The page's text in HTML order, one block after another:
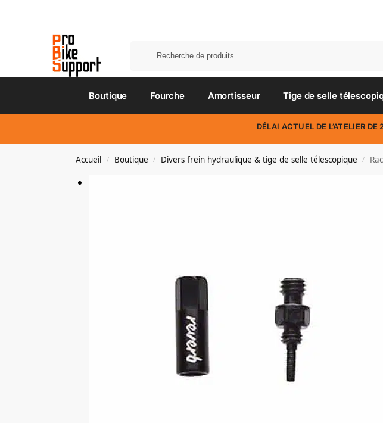
Boutique Fourche Amortisseur Tige de selle
DÉLAI ACTUEL DE L’ATELIER
Accueil / Boutique / Divers frein hydraulique & tige de selle télescopique /